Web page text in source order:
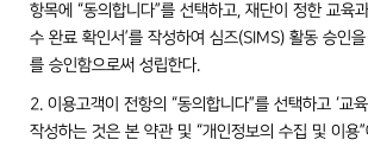
항목에 “동의합니다”를 선택하고, 재단이 정한 교육
수 완료 확인서’를 작성하여 심즈(SIMS) 활동 승인
를 승인함으로써 성립한다.
2. 이용고객이 전항의 “동의합니다”를 선택하고 ‘교
작성하는 것은 본 약관 및 “개인정보의 수집 및 이용